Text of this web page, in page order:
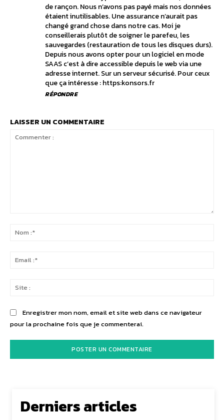
de rançon. Nous n’avons pas payé mais nos données
étaient inutilisables. Une assurance n’aurait pas
changé grand chose dans notre cas. Moi je
conseillerais plutôt de soigner le parefeu, les
sauvegardes (restauration de tous les disques durs).
Depuis nous avons opter pour un logiciel en mode
SAAS c’est à dire accessible depuis le web via une
adresse internet. Sur un serveur sécurisé. Pour ceux
que ça intéresse : https:konsors.fr
RÉPONDRE
LAISSER UN COMMENTAIRE
Enregistrer mon nom, email et site web dans ce navigateur
pour la prochaine fois que je commenterai.
Derniers articles